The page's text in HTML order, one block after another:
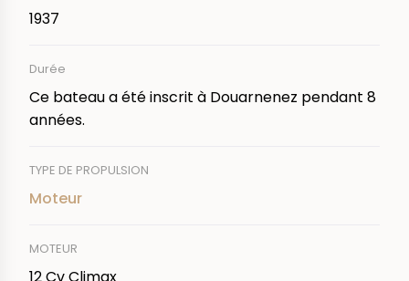
1937
Durée
Ce bateau a été inscrit à Douarnenez pendant 8
années.
TYPE DE PROPULSION
Moteur
MOTEUR
12 Cv Climax